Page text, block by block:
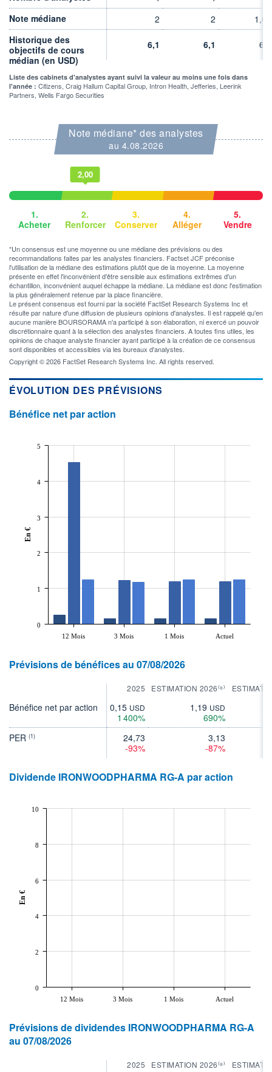
VOLUME
0
CAPITAL ÉCHANGÉ
0,00%
VALORISATION
701 MUSD
CAPI.
714 MUSD
BAISSE
17,4900
HAUSSE
0,0000
3,57
DERNIER
ÉCHANGE
BOURSOVIE LUX
18,9/100 (faible)
+ PORTEFEUILLE + LISTE
Note médiane
2 2
1,67
Historique des
objectifs de cours
médian (en USD)
6,1 6,1 6,9
Liste des cabinets d'analystes ayant suivi la valeur au moins une fois dans
l'année : Citizens, Craig Hallum Capital Group, Intron Health, Jefferies, Leerink
Partners, Wells Fargo Securities
Note médiane* des analystes
au 4.08.2026
1.
Acheter
2,00
2.
Renforcer
3.
Conserver
4.
Alléger
5.
Vendre
*Un consensus est une moyenne ou une médiane des prévisions ou des
recommandations faites par les analystes financiers. Factset JCF préconise
l'utilisation de la médiane des estimations plutôt que de la moyenne. La moyenne
présente en effet l'inconvénient d'être sensible aux estimations extrêmes d'un
échantillon, inconvénient auquel échappe la médiane. La médiane est donc l'estimation
la plus généralement retenue par la place financière.
Le présent consensus est fourni par la société FactSet Research Systems Inc et
résulte par nature d'une diffusion de plusieurs opinions d'analystes. Il est rappelé qu'en
aucune manière BOURSORAMA n'a participé à son élaboration, ni exercé un pouvoir
discrétionnaire quant à la sélection des analystes financiers. A toutes fins utiles, les
opinions de chaque analyste financier ayant participé à la création de ce consensus
sont disponibles et accessibles via les bureaux d'analystes.
Copyright © 2026 FactSet Research Systems Inc. All rights reserved.
ÉVOLUTION DES PRÉVISIONS
Bénéfice net par action
12 Mois 3 Mois 1 Mois Actuel
0
1
2
3
4
5
En €
Prévisions de bénéfices au 07/08/2026
2025 ESTIMATION 2026⁽⁸⁾
Bénéfice net par action 0,15 USD
1 400%
1,19 USD
690%
PER (1)
24,73
-93%
3,13
-87%
Dividende IRONWOODPHARMA RG-A par action
12 Mois 3 Mois 1 Mois Actuel
0
2
4
6
8
10
En €
Prévisions de dividendes IRONWOODPHARMA RG-A
au 07/08/2026
2025 ESTIMATION 2026⁽⁸⁾